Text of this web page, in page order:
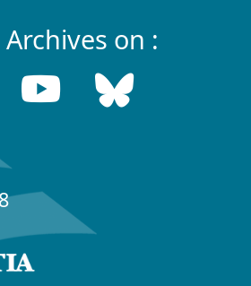
on :